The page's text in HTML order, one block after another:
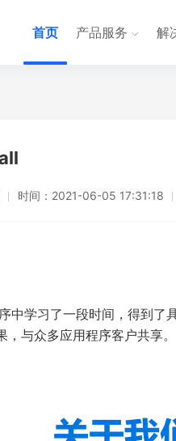
首页 产品服务 解
时间： 2021-06-05 17:31:18
中学习了一段时间，得到
，与众多应用程序客户共享